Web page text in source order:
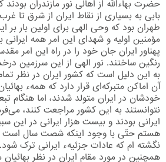
حضرت بهاءالله از اهالی نور مازندران
بابی به بسیاری از نقاط ایران از شرق تا
طهران بود كه وحی الهی برای اولین بار بر
مؤمنین اولیه و شهدای این امر همه
پهناور ایران جان خود را در راه این امر
رنگین ساختند. نور الهی از این سرزمین
به این دلیل است كه كشور ایران در نظر
آن اماكن متبركه‌ای قرار دارد كه همهء
نتوانستند به این كشور مراجعت كنند،
ایرانی بودند و بیست هزار ایرانی در این
هستم حتّی با وجود اینکه شصت سال است
نگشته ام که عادات جزئیهء ایرانی ترک شود.
همچنین در مورد مقام ایران در نظر بهائیان